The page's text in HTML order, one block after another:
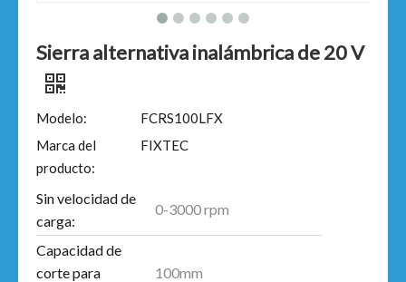
Sierra alternativa inalámbrica de 20 V
Modelo:
FCRS100LFX
Marca del
producto:
FIXTEC
Sin velocidad de
carga:
0-3000 rpm
Capacidad de
corte para
100mm